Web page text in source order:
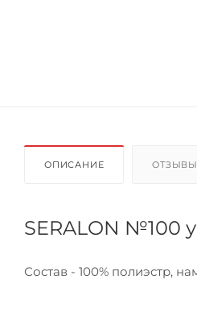
ОПИСАНИЕ ОТЗЫВЫ
SERALON №100
Состав - 100% полиэстр,